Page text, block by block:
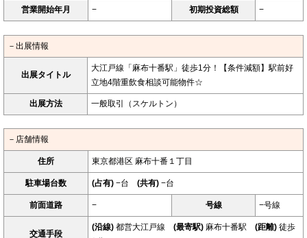
営業開始年月 − 初期投資総額 −
－出展情報
出展タイトル
大江戸線「麻布十番駅」徒歩1分！【条件減額】駅前好
立地4階重飲食相談可能物件☆
出展方法 一般取引（スケルトン）
－店舗情報
住所 東京都港区 麻布十番１丁目
駐車場台数 (占有) −台 (共有) −台
前面道路 − 号線 −号線
交通手段
(沿線) 都営大江戸線 (最寄駅) 麻布十番駅 (距離) 徒歩